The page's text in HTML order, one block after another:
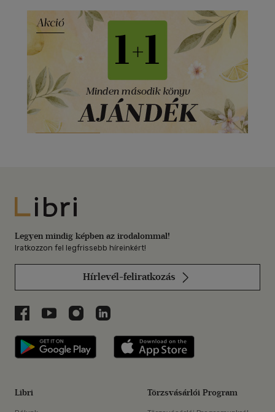
Libri
Legyen mindig képben az irodalommal!
Iratkozzon fel legfrissebb híreinkért!
Hírlevél-feliratkozás
Libri a Facebookon
Libri a Youtube-on
Libri az Instagramon
Libri a LinkedInen
Libri applikáció Szerezd meg: Google
Libri Törzsvásárlói Program